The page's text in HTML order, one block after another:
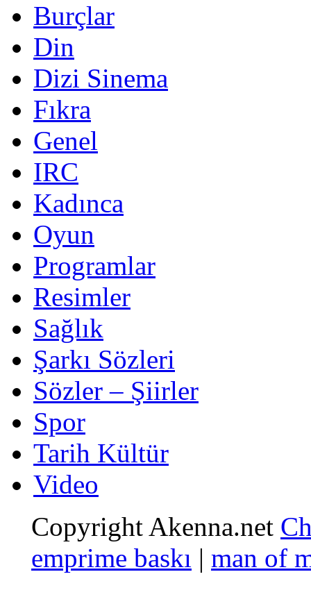
Burçlar
Din
Dizi Sinema
Fıkra
Genel
IRC
Kadınca
Oyun
Programlar
Resimler
Sağlık
Şarkı Sözleri
Sözler – Şiirler
Spor
Tarih Kültür
Video
Copyright Akenna.net
emprime baskı | man of